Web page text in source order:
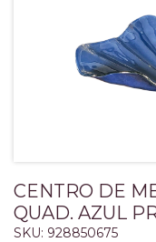
CENTRO DE
QUAD. AZUL
SKU: 928850675